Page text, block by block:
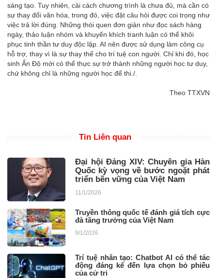
sáng tạo. Tuy nhiên, cải cách chương trình là chưa đủ, mà cần có
sự thay đổi văn hóa, trong đó, việc đặt câu hỏi được coi trọng như
việc trả lời đúng. Những thói quen đơn giản như đọc sách hàng
ngày, thảo luận nhóm và khuyến khích tranh luận có thể khôi
phục tinh thần tư duy độc lập. AI nên được sử dụng làm công cụ
hỗ trợ, thay vì là sự thay thế cho trí tuệ con người. Chỉ khi đó, học
sinh Ấn Độ mới có thể thực sự trở thành những người học tư duy,
chứ không chỉ là những người học để thi./.
Theo TTXVN
Tin Liên quan
Đại hội Đảng XIV: Chuyên gia Hàn
Quốc kỳ vọng về bước ngoặt phát
triển bền vững của Việt Nam
11/1/2026
Truyền thông quốc tế đánh giá tích cực
đà tăng trưởng của Việt Nam
9/1/2026
Trí tuệ nhân tạo: Chatbot AI có thể tác
động đáng kể đến lựa chọn bỏ phiếu
của cử tri